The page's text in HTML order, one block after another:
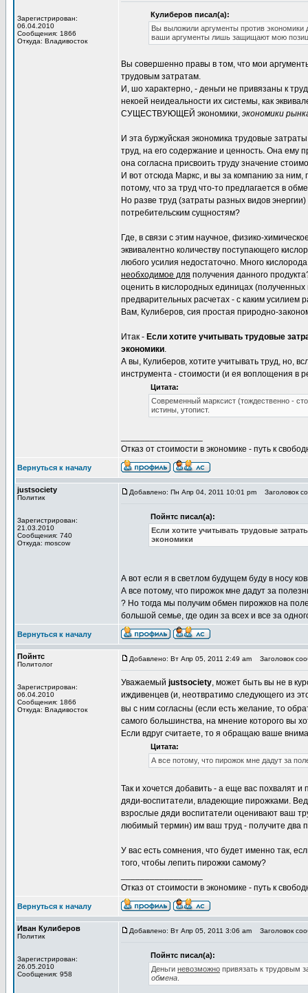
Зарегистрирован:
06.04.2010
Сообщения: 1866
Откуда: Владивосток
Кулиберов писал(а):
Вы выложили аргументы против экономики
ваши аргументы лишь защищают мою
Вы совершенно правы в том, что мои
трудовым затратам.
И, шо характерно, - деньги не привязаны к
некоей неидеальности их системы, как
СУЩЕСТВУЮЩЕЙ экономики, экономики
И эта буржуйская экономика трудовые
труд, на его содержание и ценность. Она ему
она согласна присвоить труду значение
И вот отсюда Маркс, и вы за компанию за ним,
потому, что за труд что-то предлагается в
Но разве труд (затраты разных видов
потребительским сущностям?
Где, в связи с этим научное, физико-
эквивалентно количеству поступающего
любого усилия недостаточно. Много
необходимое для получения данного
оценить в кислородных единицах
предварительных расчетах - с каким усилием
Вам, Кулиберов, сия простая природно-
Итак - Если хотите учитывать трудовые
экономики.
А вы, Кулиберов, хотите учитывать труд, но,
инструмента - стоимости (и ея воплощения в
Цитата:
Современный марксист (тождественно -
истины, утопист.
Отказ от стоимости в экономике - путь к
Вернуться к началу
justsociety
Политик
Зарегистрирован:
21.03.2010
Сообщения: 740
Откуда: moscow
Добавлено: Пн Апр 04, 2011 10:01 pm Заголовок
Пойнтс писал(а):
Если хотите учитывать трудовые
экономики
А вот если я в светлом будущем буду в носу
А все потому, что пирожок мне дадут за
? Но тогда мы получим обмен пирожков на
большой семье, где один за всех и все за
Вернуться к началу
Пойнтс
Политолог
Зарегистрирован:
06.04.2010
Сообщения: 1866
Откуда: Владивосток
Добавлено: Вт Апр 05, 2011 2:49 am Заголовок
Уважаемый justsociety, может быть вы не в
иждивенцев (и, неотвратимо следующего из
вы с ним согласны (если есть желание, то
самого большинства, на мнение которого вы
Если вдруг считаете, то я обращаю ваше
Цитата:
А все потому, что пирожок мне дадут за
Так и хочется добавить - а еще вас похвалят и
дяди-воспитатели, владеющие пирожками.
взрослые дяди воспитатели оценивают ваш
любимый термин) им ваш труд - получите два
У вас есть сомнения, что будет именно так,
того, чтобы лепить пирожки самому?
Отказ от стоимости в экономике - путь к
Вернуться к началу
Иван Кулиберов
Политик
Зарегистрирован:
26.05.2010
Сообщения: 958
Добавлено: Вт Апр 05, 2011 3:06 am Заголовок
Пойнтс писал(а):
Деньги невозможно привязать к
обмена